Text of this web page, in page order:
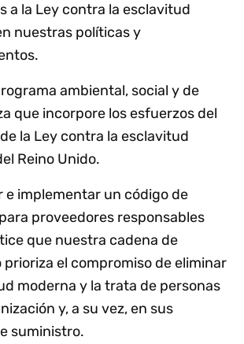
a la Ley contra la esclavitud
nuestras políticas y
ambiental, social y de
que incorpore los esfuerzos del
la Ley contra la esclavitud
Reino Unido.
e implementar un código de
proveedores responsables
que nuestra cadena de
el compromiso de eliminar
moderna y la trata de personas
y, a su vez, en sus
suministro.